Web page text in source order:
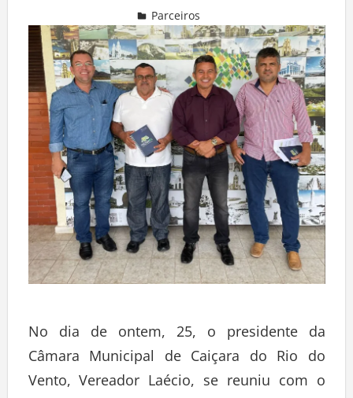
Parceiros
Deixe um comentário
No dia de ontem, 25, o presidente da
Câmara Municipal de Caiçara do Rio do
Vento, Vereador Laécio, se reuniu com o